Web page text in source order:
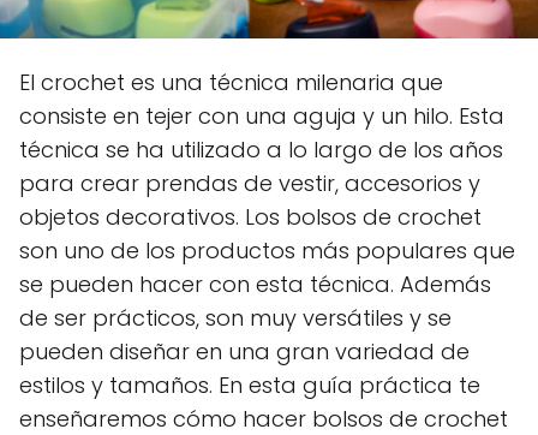
El crochet es una técnica milenaria que
consiste en tejer con una aguja y un hilo. Esta
técnica se ha utilizado a lo largo de los años
para crear prendas de vestir, accesorios y
objetos decorativos. Los bolsos de crochet
son uno de los productos más populares que
se pueden hacer con esta técnica. Además
de ser prácticos, son muy versátiles y se
pueden diseñar en una gran variedad de
estilos y tamaños. En esta guía práctica te
enseñaremos cómo hacer bolsos de crochet